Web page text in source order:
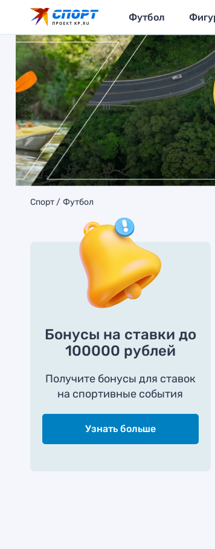
Футбол
Спорт Футбол
Бонусы на ставки до
100000 рублей
Получите бонусы для ставок
на спортивные события
Узнать больше